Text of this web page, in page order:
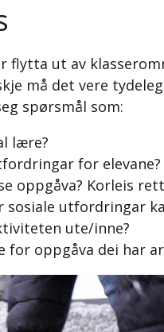
flytta ut av
må det vere
spørsmål som:
lære?
for elevane?
oppgåva? Korleis
sosiale utfordringar
ute/inne?
for oppgåva dei har